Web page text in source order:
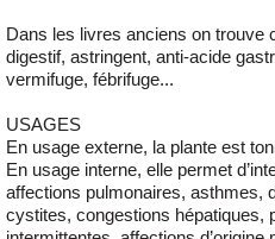
Dans les livres anciens on trouve
digestif, astringent, anti-acide
vermifuge, fébrifuge...
USAGES
En usage externe, la plante est
En usage interne, elle permet
affections pulmonaires, asthmes,
cystites, congestions hépatiques,